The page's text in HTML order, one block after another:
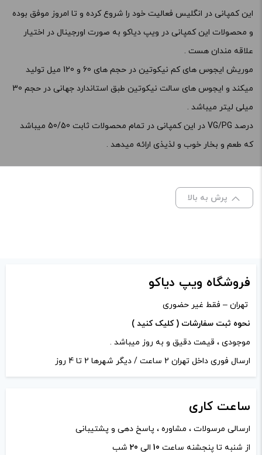
افزودن به سبد خرید
این کمپانی در انگلیس فعالیت خود را شروع کرده و تا امروز موفق بوده
و محصولات این کمپانی در ویپ دیاکو به صورت اورجینال در اختیار
علاقه مندان هست .
موریش ایجوس های کم نیکوتین در حجم های 60 و 120 میل تولید
میکند و ایجوس های سالت نیکوتین طبق استاندارد جهانی در حجم 30
میلی لیتر میباشد .
درصد VG/PG در این کمپانی در تمام محصولات ثابت 50/50 میباشد
که طعم و بخار خوب و لذیذی ارائه میدهد .
پرش به بالا
فروشگاه ویپ دیاکو
تهران – فقط غیر حضوری
نحوه ثبت سفارشات ( کلیک کنید )
موجودی ، قیمت دقیق و به روز میباشد .
ارسال فوری داخل تهران 2 ساعت / دیگر شهرها 2 تا 4 روز
ساعت کاری
ارسالی مرسولات ، مشاوره ، پاسخ دهی و پشتیبانی
از شنبه تا پنجشنه ساعت 10 الی 20 شب